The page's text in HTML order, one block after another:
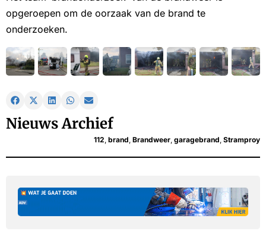
opgeroepen om de oorzaak van de brand te
onderzoeken.
Nieuws Archief
112 brand Brandweer garagebrand Stramproy